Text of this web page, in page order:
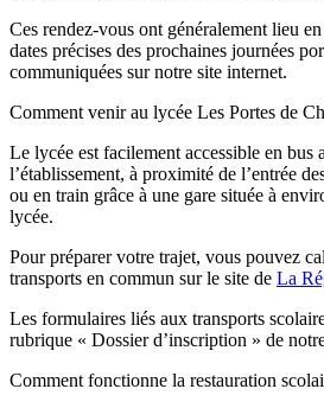
Ces rendez-vous ont généralement lieu en
dates précises des prochaines journées
communiquées sur notre site internet.
Comment venir au lycée Les Portes de
Le lycée est facilement accessible en bus
l’établissement, à proximité de l’entrée
ou en train grâce à une gare située à
lycée.
Pour préparer votre trajet, vous pouvez
transports en commun sur le site de La
Les formulaires liés aux transports
rubrique « Dossier d’inscription » de
Comment fonctionne la restauration